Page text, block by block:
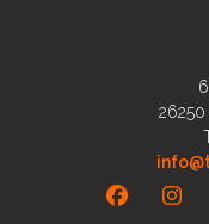
26250
Facebook